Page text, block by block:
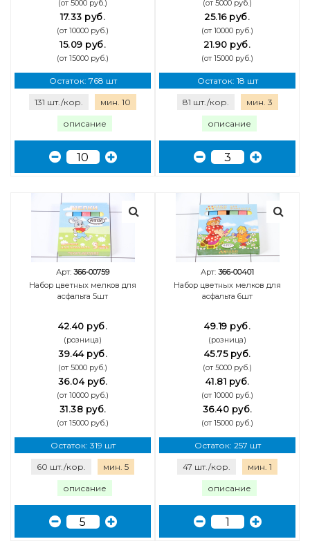
(от 5000 руб.)
17.33 руб.
(от 10000 руб.)
15.09 руб.
(от 15000 руб.)
Остаток: 768 шт
131 шт./кор. мин. 10
описание
(от 5000 руб.)
25.16 руб.
(от 10000 руб.)
21.90 руб.
(от 15000 руб.)
Остаток: 18 шт
81 шт./кор. мин. 3
описание
Арт: 366-00759
Набор цветных мелков для
асфальта 5шт
42.40 руб.
(розница)
39.44 руб.
(от 5000 руб.)
36.04 руб.
(от 10000 руб.)
31.38 руб.
(от 15000 руб.)
Остаток: 319 шт
60 шт./кор. мин. 5
описание
Арт: 366-00401
Набор цветных мелков для
асфальта 6шт
49.19 руб.
(розница)
45.75 руб.
(от 5000 руб.)
41.81 руб.
(от 10000 руб.)
36.40 руб.
(от 15000 руб.)
Остаток: 257 шт
47 шт./кор. мин. 1
описание